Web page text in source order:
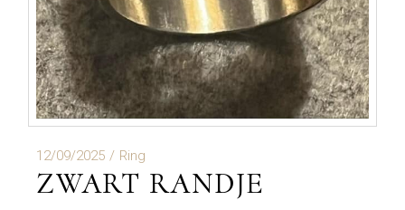
12/09/2025 Ring
ZWART RANDJE